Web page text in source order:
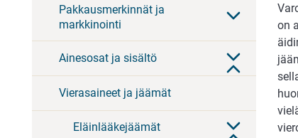
Pakkausmerkinnät ja
markkinointi
Ainesosat ja sisältö
Vierasaineet ja jäämät
Eläinlääkejäämät
on